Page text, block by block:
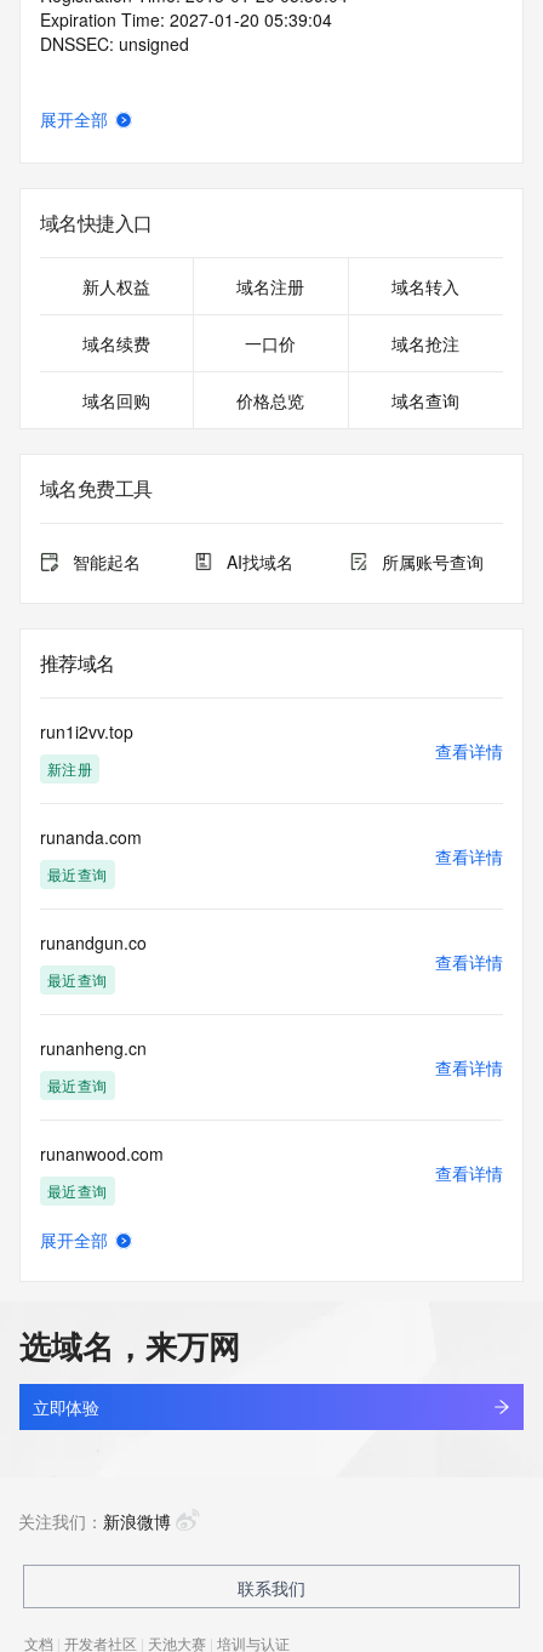
Expiration Time: 2027-01-20 05:39:04
DNSSEC: unsigned
展开全部
域名快捷入口
新人权益 域名注册 域名转入
域名续费 一口价 域名抢注
域名回购 价格总览 域名查询
域名免费工具
智能起名 AI找域名 所属账号查询
推荐域名
run1i2vv.top
新注册
查看详情
runanda.com
最近查询
查看详情
runandgun.co
最近查询
查看详情
runanheng.cn
最近查询
查看详情
runanwood.com
最近查询
查看详情
runasession.com
最近查询
查看详情
新注册
展开全部
选域名，来万网
立即体验
关注我们： 新浪微博
联系我们
文档 | 开发者社区 | 天池大赛 | 培训与认证